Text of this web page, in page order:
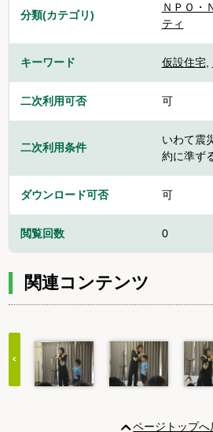
分類(カテゴリ)
ＮＰＯ・
ティ
キーワード 仮設住宅,
二次利用可否 可
二次利用条件
いわて震
約に準ず
ダウンロード可否 可
閲覧回数 0
関連コンテンツ
ページトップへ